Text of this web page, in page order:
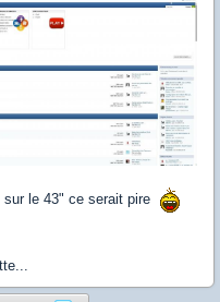
le 43" ce serait pire